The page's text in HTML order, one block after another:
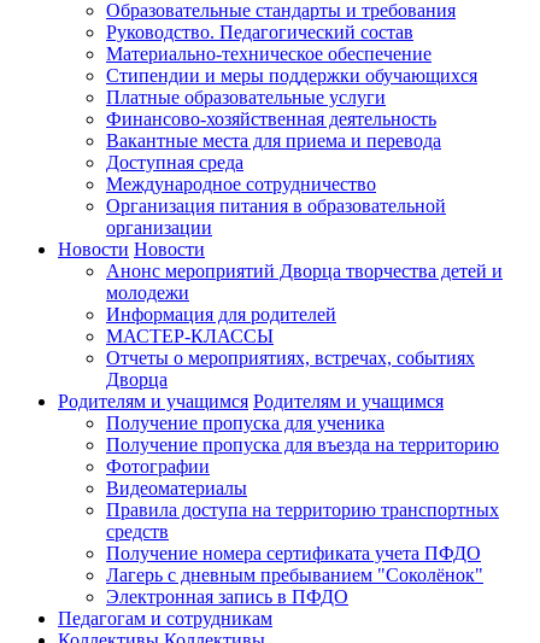
Образовательные стандарты и требования
Руководство. Педагогический состав
Материально-техническое обеспечение
Стипендии и меры поддержки обучающихся
Платные образовательные услуги
Финансово-хозяйственная деятельность
Вакантные места для приема и перевода
Доступная среда
Международное сотрудничество
Организация питания в образовательной
организации
Новости Новости
Анонс мероприятий Дворца творчества детей и
молодежи
Информация для родителей
МАСТЕР-КЛАССЫ
Отчеты о мероприятиях, встречах, событиях
Дворца
Родителям и учащимся Родителям и учащимся
Получение пропуска для ученика
Получение пропуска для въезда на территорию
Фотографии
Видеоматериалы
Правила доступа на территорию транспортных
средств
Получение номера сертификата учета ПФДО
Лагерь с дневным пребыванием "Соколёнок"
Электронная запись в ПФДО
Педагогам и сотрудникам